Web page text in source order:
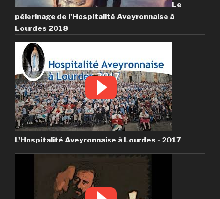
Le
pèlerinage de l'Hospitalité Aveyronnaise à
Lourdes 2018
L'Hospitalité Aveyronnaise à Lourdes - 2017